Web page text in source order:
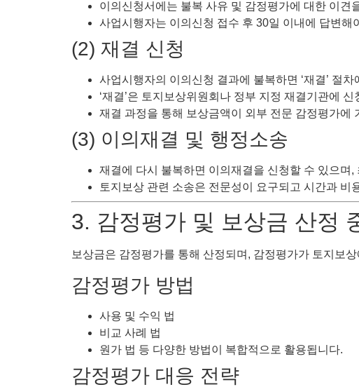
이의신청서에는 불복 사유 및 감정평가에 대한 이견
사업시행자는 이의신청 접수 후 30일 이내에 답변
(2) 재결 신청
사업시행자의 이의신청 결과에 불복하면 ‘재결’ 절차
‘재결’은 토지보상위원회나 정부 지정 재결기관에
재결 과정을 통해 보상금액이 외부 전문 감정평가에
(3) 이의재결 및 행정소송
재결에 다시 불복하면 이의재결을 신청할 수 있으며
토지보상 관련 소송은 전문성이 요구되고 시간과
3. 감정평가 및 보상금 산정
보상금은 감정평가를 통해 산정되며, 감정평가가 토지보
감정평가 방법
사용 및 수익 법
비교 사례 법
원가 법 등 다양한 방법이 복합적으로 활용됩니다.
감정평가 대응 전략